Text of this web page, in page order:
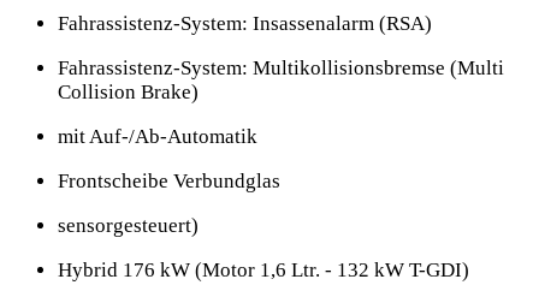
Fahrassistenz-System: Insassenalarm (RSA)
Fahrassistenz-System: Multikollisionsbremse (Multi
Collision Brake)
mit Auf-/Ab-Automatik
Frontscheibe Verbundglas
sensorgesteuert)
Hybrid 176 kW (Motor 1,6 Ltr. - 132 kW T-GDI)